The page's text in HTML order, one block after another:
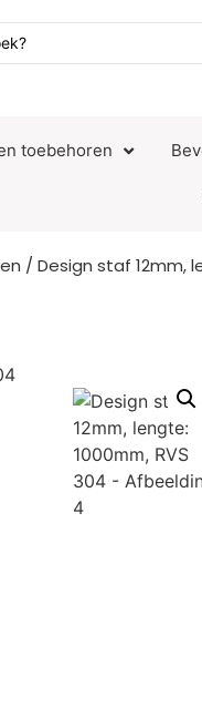
toebehoren
/ Design staf 12mm,